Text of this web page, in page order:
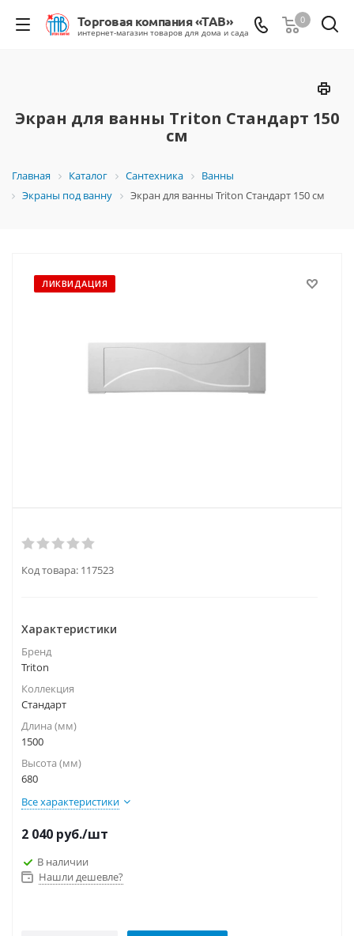
0
Экран для ванны Triton Стандарт 150
см
Главная Каталог Сантехника
Ванны
Экраны под ванну
Экран для ванны Triton Стандарт 150 см
ЛИКВИДАЦИЯ
Код товара: 117523
Характеристики
Бренд
Triton
Коллекция
Стандарт
Длина (мм)
1500
Высота (мм)
680
Все характеристики
2 040 руб./шт
В наличии
Нашли дешевле?